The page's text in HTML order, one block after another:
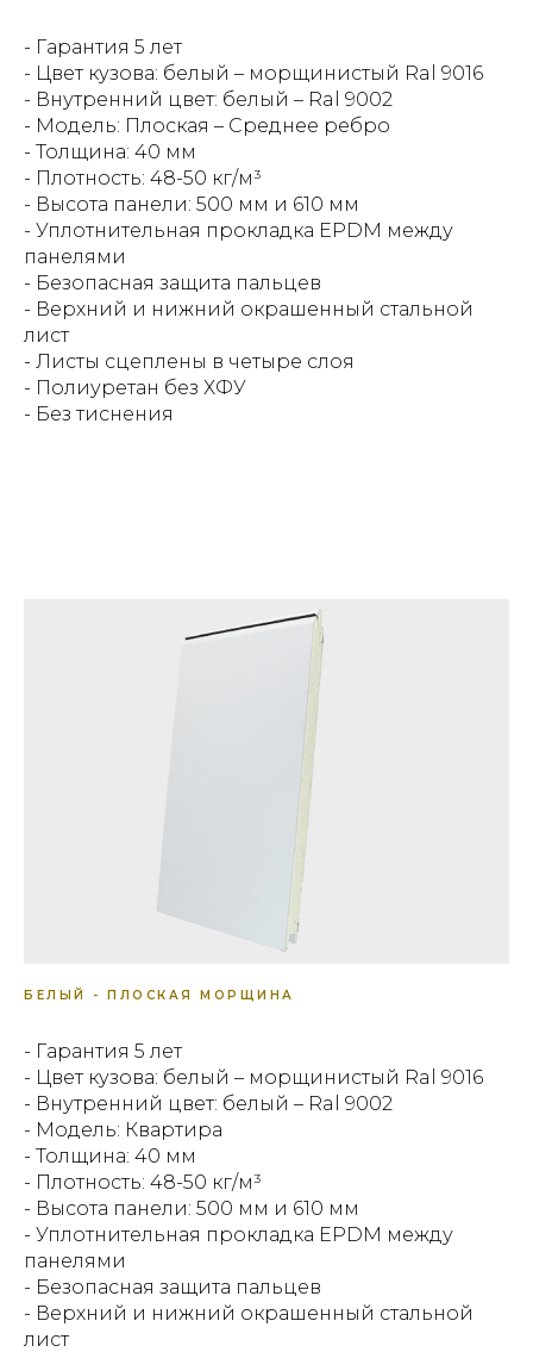
- Гарантия 5 лет
- Цвет кузова: белый – морщинистый Ral 9016
- Внутренний цвет: белый – Ral 9002
- Модель: Плоская – Среднее ребро
- Толщина: 40 мм
- Плотность: 48-50 кг/м³
- Высота панели: 500 мм и 610 мм
- Уплотнительная прокладка EPDM между
панелями
- Безопасная защита пальцев
- Верхний и нижний окрашенный стальной
лист
- Листы сцеплены в четыре слоя
- Полиуретан без ХФУ
- Без тиснения
БЕЛЫЙ - ПЛОСКАЯ МОРЩИНА
- Гарантия 5 лет
- Цвет кузова: белый – морщинистый Ral 9016
- Внутренний цвет: белый – Ral 9002
- Модель: Квартира
- Толщина: 40 мм
- Плотность: 48-50 кг/м³
- Высота панели: 500 мм и 610 мм
- Уплотнительная прокладка EPDM между
панелями
- Безопасная защита пальцев
- Верхний и нижний окрашенный стальной
лист